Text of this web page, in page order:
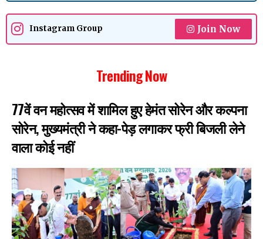
Instagram Group Join Now
Trending Now
77वें वन महोत्सव में शामिल हुए हेमंत सोरेन और कल्पना
सोरेन, मुख्यमंत्री ने कहा-पेड़ लगाकर फ्री बिजली लेने
वाला कोई नहीं